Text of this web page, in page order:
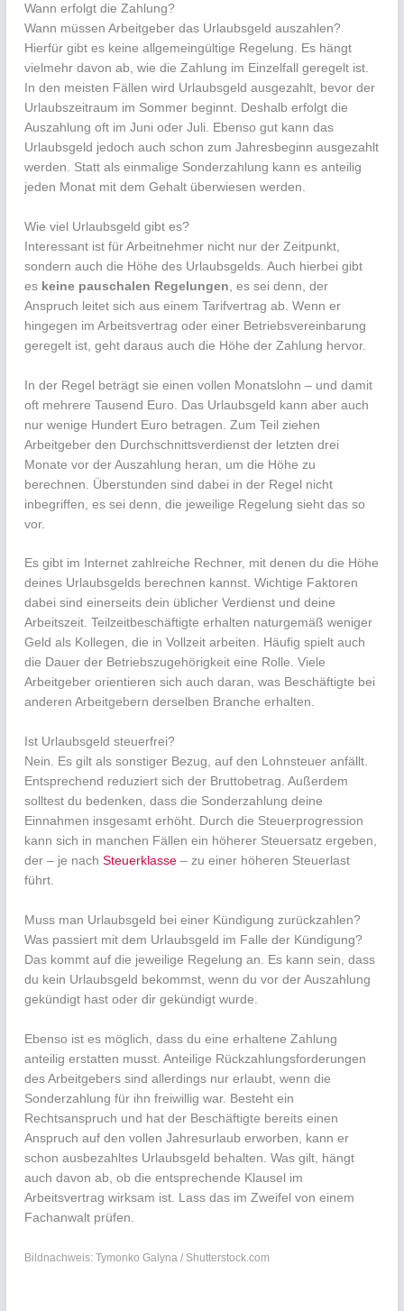
Wann erfolgt die Zahlung?
Wann müssen Arbeitgeber das Urlaubsgeld auszahlen?
Hierfür gibt es keine allgemeingültige Regelung. Es hängt
vielmehr davon ab, wie die Zahlung im Einzelfall geregelt ist.
In den meisten Fällen wird Urlaubsgeld ausgezahlt, bevor der
Urlaubszeitraum im Sommer beginnt. Deshalb erfolgt die
Auszahlung oft im Juni oder Juli. Ebenso gut kann das
Urlaubsgeld jedoch auch schon zum Jahresbeginn ausgezahlt
werden. Statt als einmalige Sonderzahlung kann es anteilig
jeden Monat mit dem Gehalt überwiesen werden.
Wie viel Urlaubsgeld gibt es?
Interessant ist für Arbeitnehmer nicht nur der Zeitpunkt,
sondern auch die Höhe des Urlaubsgelds. Auch hierbei gibt
es keine pauschalen Regelungen , es sei denn, der
Anspruch leitet sich aus einem Tarifvertrag ab. Wenn er
hingegen im Arbeitsvertrag oder einer Betriebsvereinbarung
geregelt ist, geht daraus auch die Höhe der Zahlung hervor.
In der Regel beträgt sie einen vollen Monatslohn – und damit
oft mehrere Tausend Euro. Das Urlaubsgeld kann aber auch
nur wenige Hundert Euro betragen. Zum Teil ziehen
Arbeitgeber den Durchschnittsverdienst der letzten drei
Monate vor der Auszahlung heran, um die Höhe zu
berechnen. Überstunden sind dabei in der Regel nicht
inbegriffen, es sei denn, die jeweilige Regelung sieht das so
vor.
Es gibt im Internet zahlreiche Rechner, mit denen du die Höhe
deines Urlaubsgelds berechnen kannst. Wichtige Faktoren
dabei sind einerseits dein üblicher Verdienst und deine
Arbeitszeit. Teilzeitbeschäftigte erhalten naturgemäß weniger
Geld als Kollegen, die in Vollzeit arbeiten. Häufig spielt auch
die Dauer der Betriebszugehörigkeit eine Rolle. Viele
Arbeitgeber orientieren sich auch daran, was Beschäftigte bei
anderen Arbeitgebern derselben Branche erhalten.
Ist Urlaubsgeld steuerfrei?
Nein. Es gilt als sonstiger Bezug, auf den Lohnsteuer anfällt.
Entsprechend reduziert sich der Bruttobetrag. Außerdem
solltest du bedenken, dass die Sonderzahlung deine
Einnahmen insgesamt erhöht. Durch die Steuerprogression
kann sich in manchen Fällen ein höherer Steuersatz ergeben,
der – je nachSteuerklasse – zu einer höheren Steuerlast
führt.
Muss man Urlaubsgeld bei einer Kündigung zurückzahlen?
Was passiert mit dem Urlaubsgeld im Falle der Kündigung?
Das kommt auf die jeweilige Regelung an. Es kann sein, dass
du kein Urlaubsgeld bekommst, wenn du vor der Auszahlung
gekündigt hast oder dir gekündigt wurde.
Ebenso ist es möglich, dass du eine erhaltene Zahlung
anteilig erstatten musst. Anteilige Rückzahlungsforderungen
des Arbeitgebers sind allerdings nur erlaubt, wenn die
Sonderzahlung für ihn freiwillig war. Besteht ein
Rechtsanspruch und hat der Beschäftigte bereits einen
Anspruch auf den vollen Jahresurlaub erworben, kann er
schon ausbezahltes Urlaubsgeld behalten. Was gilt, hängt
auch davon ab, ob die entsprechende Klausel im
Arbeitsvertrag wirksam ist. Lass das im Zweifel von einem
Fachanwalt prüfen.
Bildnachweis: Tymonko Galyna / Shutterstock.com